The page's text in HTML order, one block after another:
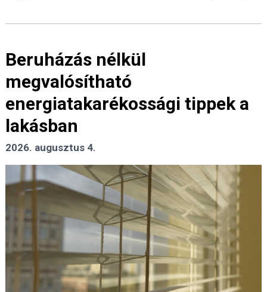
Beruházás nélkül
megvalósítható
energiatakarékossági tippek a
lakásban
2026. augusztus 4.